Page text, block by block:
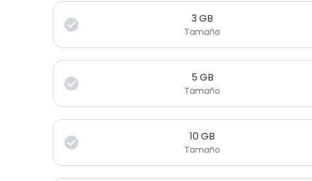
3GB
Tamaño
5 GB
Tamaño
10GB
Tamaño